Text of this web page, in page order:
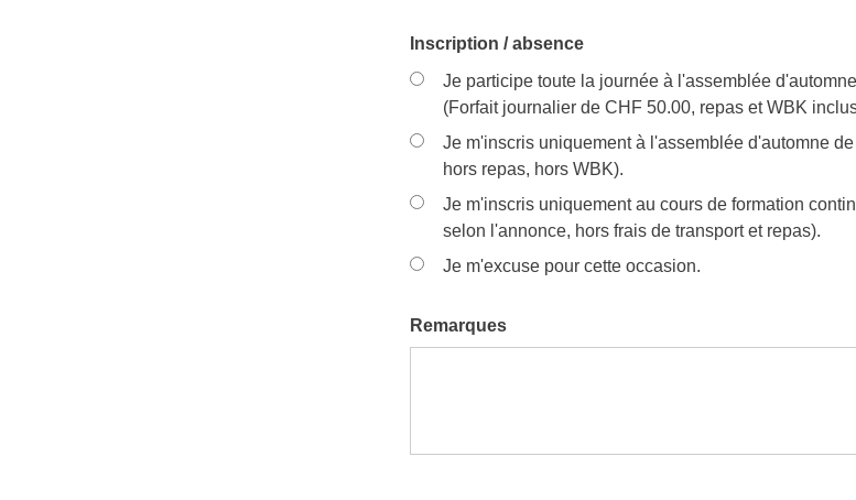
Inscription / absence
Je participe toute la journée à l'assemblée
(Forfait journalier de CHF 50.00, repas et WBK
Je m'inscris uniquement à l'assemblée d'automne
hors repas, hors WBK).
Je m'inscris uniquement au cours de formation
selon l'annonce, hors frais de transport et repas).
Je m'excuse pour cette occasion.
Remarques